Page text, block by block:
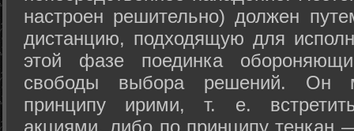
настроен решительно) должен
дистанцию, подходящую для
этой фазе поединка
свободы выбора решений. Он
принципу ирими, т. е.